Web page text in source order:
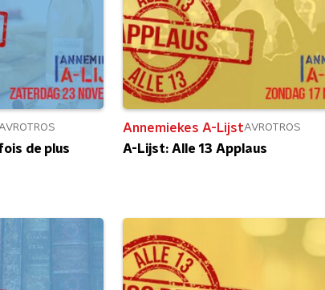
de plus
Annemiekes A-LijstAVROTROS
A-Lijst: Alle 13 Applaus